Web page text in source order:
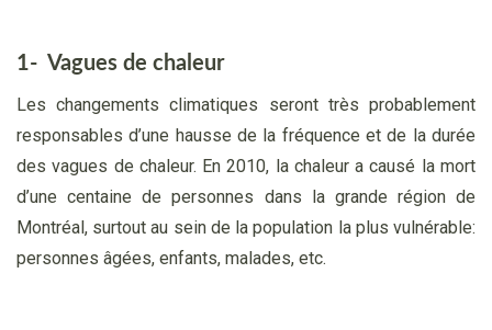
1- Vagues de chaleur
Les changements climatiques seront très probablement
responsables d’une hausse de la fréquence et de la durée
des vagues de chaleur. En 2010, la chaleur a causé la mort
d’une centaine de personnes dans la grande région de
Montréal, surtout au sein de la population la plus vulnérable:
personnes âgées, enfants, malades, etc.